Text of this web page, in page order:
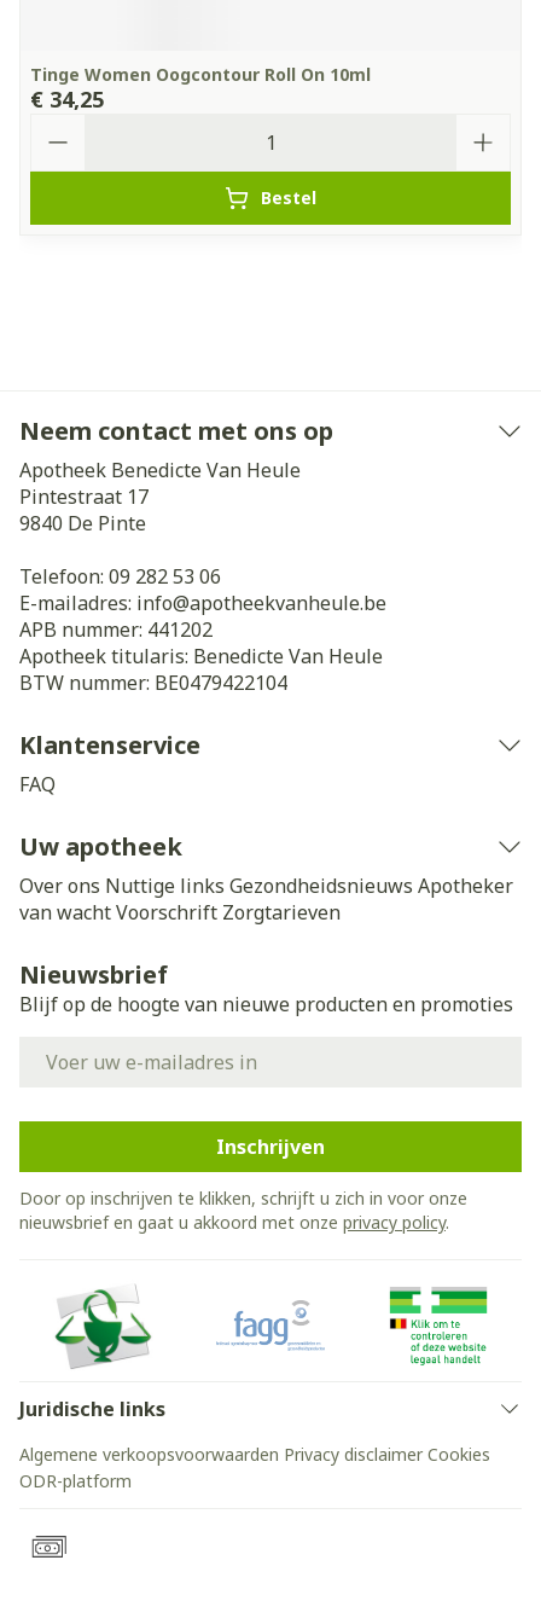
Tinge Women Oogcontour Roll On 10ml
€ 34,25
Bestel
Neem contact met ons op
Apotheek Benedicte Van Heule
Pintestraat 17
9840 De Pinte
Telefoon: 09 282 53 06
E-mailadres: info@apotheekvanheule.be
APB nummer: 441202
Apotheek titularis: Benedicte Van Heule
BTW nummer: BE0479422104
Klantenservice
FAQ
Uw apotheek
Over ons Nuttige links Gezondheidsnieuws Apotheker
van wachtVoorschrift Zorgtarieven
Nieuwsbrief
Blijf op de hoogte van nieuwe producten en promoties
Inschrijven
Door op inschrijven te klikken, schrijft u zich in voor onze
nieuwsbrief en gaat u akkoord met onze privacy policy.
Juridische links
Algemene verkoopsvoorwaarden Privacy disclaimer Cookies
ODR-platform